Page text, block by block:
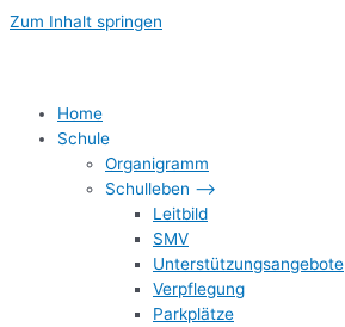
Zum Inhalt springen
Home
Schule
Organigramm
Schulleben –>
Leitbild
SMV
Unterstützungsangebote
Verpflegung
Parkplätze